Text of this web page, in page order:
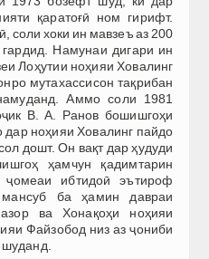
қаратоғӣ ном гирифт.
соли хоки ин мавзеъ аз 200
Намунаи дигари ин
Лоҳутии ноҳияи Ховалинг
мутахассисон тақрибан
Аммо соли 1981
В. А. Ранов бошишгоҳи
ноҳияи Ховалинг пайдо
дошт. Он вақт дар ҳудуди
ҳамчун қадимтарин
ҷомеаи ибтидоӣ эътироф
ба ҳамин давраи
ва Хонақоҳи ноҳияи
Файзобод низ аз ҷониби